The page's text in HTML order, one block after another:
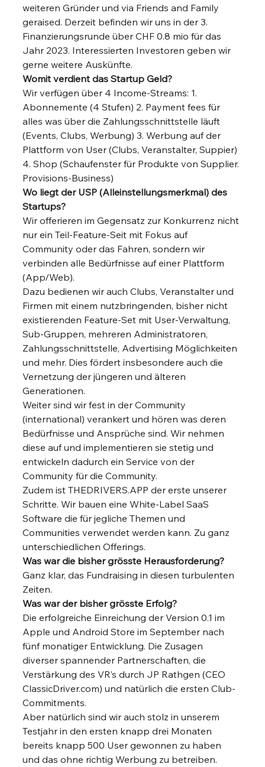
weiteren Gründer und via Friends and Family
geraised. Derzeit befinden wir uns in der 3.
Finanzierungsrunde über CHF 0.8 mio für das
Jahr 2023. Interessierten Investoren geben wir
gerne weitere Auskünfte.
Womit verdient das Startup Geld?
Wir verfügen über 4 Income-Streams: 1.
Abonnemente (4 Stufen) 2. Payment fees für
alles was über die Zahlungsschnittstelle läuft
(Events, Clubs, Werbung) 3. Werbung auf der
Plattform von User (Clubs, Veranstalter, Suppier)
4. Shop (Schaufenster für Produkte von Supplier.
Provisions-Business)
Wo liegt der USP (Alleinstellungsmerkmal) des
Startups?
Wir offerieren im Gegensatz zur Konkurrenz nicht
nur ein Teil-Feature-Seit mit Fokus auf
Community oder das Fahren, sondern wir
verbinden alle Bedürfnisse auf einer Plattform
(App/Web).
Dazu bedienen wir auch Clubs, Veranstalter und
Firmen mit einem nutzbringenden, bisher nicht
existierenden Feature-Set mit User-Verwaltung,
Sub-Gruppen, mehreren Administratoren,
Zahlungsschnittstelle, Advertising Möglichkeiten
und mehr. Dies fördert insbesondere auch die
Vernetzung der jüngeren und älteren
Generationen.
Weiter sind wir fest in der Community
(international) verankert und hören was deren
Bedürfnisse und Ansprüche sind. Wir nehmen
diese auf und implementieren sie stetig und
entwickeln dadurch ein Service von der
Community für die Community.
Zudem ist THEDRIVERS.APP der erste unserer
Schritte. Wir bauen eine White-Label SaaS
Software die für jegliche Themen und
Communities verwendet werden kann. Zu ganz
unterschiedlichen Offerings.
Was war die bisher grösste Herausforderung?
Ganz klar, das Fundraising in diesen turbulenten
Zeiten.
Was war der bisher grösste Erfolg?
Die erfolgreiche Einreichung der Version 0.1 im
Apple und Android Store im September nach
fünf monatiger Entwicklung. Die Zusagen
diverser spannender Partnerschaften, die
Verstärkung des VR’s durch JP Rathgen (CEO
ClassicDriver.com) und natürlich die ersten Club-
Commitments.
Aber natürlich sind wir auch stolz in unserem
Testjahr in den ersten knapp drei Monaten
bereits knapp 500 User gewonnen zu haben
und das ohne richtig Werbung zu betreiben.